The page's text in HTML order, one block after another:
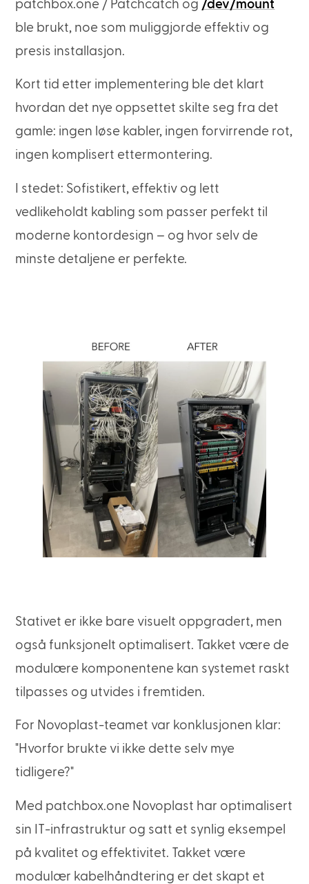
patchbox.one / Patchcatch og /dev/mount
ble brukt, noe som muliggjorde effektiv og
presis installasjon.
Kort tid etter implementering ble det klart
hvordan det nye oppsettet skilte seg fra det
gamle: ingen løse kabler, ingen forvirrende rot,
ingen komplisert ettermontering.
I stedet: Sofistikert, effektiv og lett
vedlikeholdt kabling som passer perfekt til
moderne kontordesign – og hvor selv de
minste detaljene er perfekte.
Stativet er ikke bare visuelt oppgradert, men
også funksjonelt optimalisert. Takket være de
modulære komponentene kan systemet raskt
tilpasses og utvides i fremtiden.
For Novoplast-teamet var konklusjonen klar:
"Hvorfor brukte vi ikke dette selv mye
tidligere?"
Med patchbox.one Novoplast har optimalisert
sin IT-infrastruktur og satt et synlig eksempel
på kvalitet og effektivitet. Takket være
modulær kabelhåndtering er det skapt et